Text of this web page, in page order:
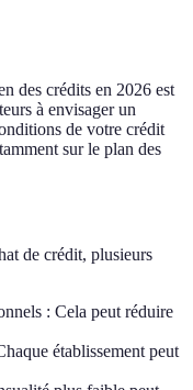
des crédits en 2026 est
à envisager un
de votre crédit
sur le plan des
de crédit, plusieurs
: Cela peut réduire
établissement peut